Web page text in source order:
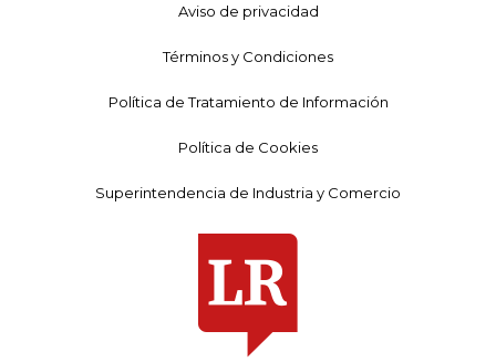
Aviso de privacidad
Términos y Condiciones
Política de Tratamiento de Información
Política de Cookies
Superintendencia de Industria y Comercio